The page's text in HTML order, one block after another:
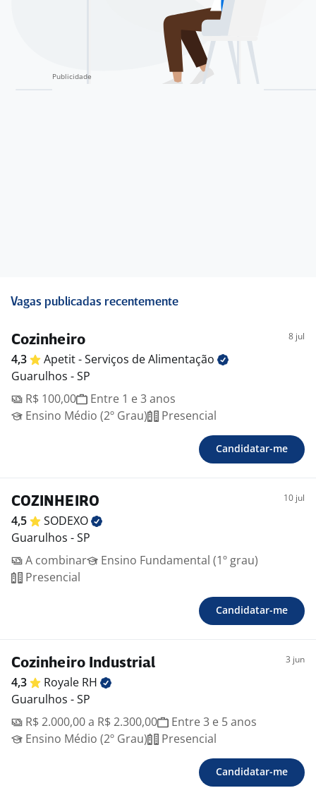
Vagas publicadas recentemente
Cozinheiro 8 jul
4,3 Apetit - Serviços deAlimentação
Guarulhos - SP
R$ 100,00
Entre 1 e 3 anos
Ensino Médio (2º Grau)
Presencial
Candidatar-me
COZINHEIRO 10 jul
4,5
SODEXO
Guarulhos - SP
A combinar
Ensino Fundamental (1º grau)
Presencial
Candidatar-me
Cozinheiro Industrial 3 jun
4,3 Royale RH
Guarulhos - SP
R$ 2.000,00 a R$ 2.300,00
Entre 3 e 5 anos
Ensino Médio (2º Grau)
Presencial
Candidatar-me